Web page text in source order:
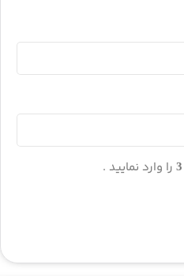
3 را وارد نمایید .